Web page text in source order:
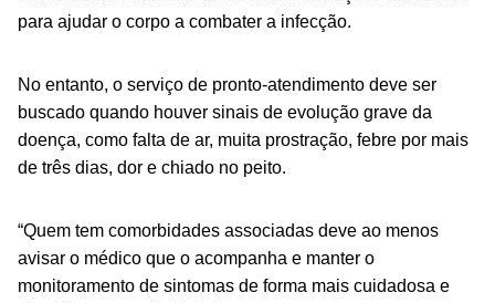
para ajudar o corpo a combater a infecção.
No entanto, o serviço de pronto-atendimento deve ser
buscado quando houver sinais de evolução grave da
doença, como falta de ar, muita prostração, febre por mais
de três dias, dor e chiado no peito.
“Quem tem comorbidades associadas deve ao menos
avisar o médico que o acompanha e manter o
monitoramento de sintomas de forma mais cuidadosa e